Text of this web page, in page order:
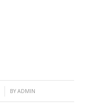
BYADMIN